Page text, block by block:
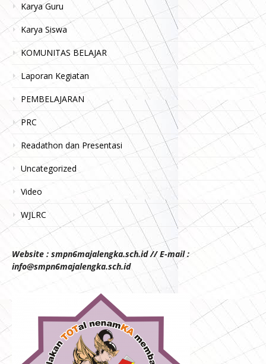
Karya Guru
Karya Siswa
KOMUNITAS BELAJAR
Laporan Kegiatan
PEMBELAJARAN
PRC
Readathon dan Presentasi
Uncategorized
Video
WJLRC
Website : smpn6majalengka.sch.id // E-mail :
info@smpn6majalengka.sch.id